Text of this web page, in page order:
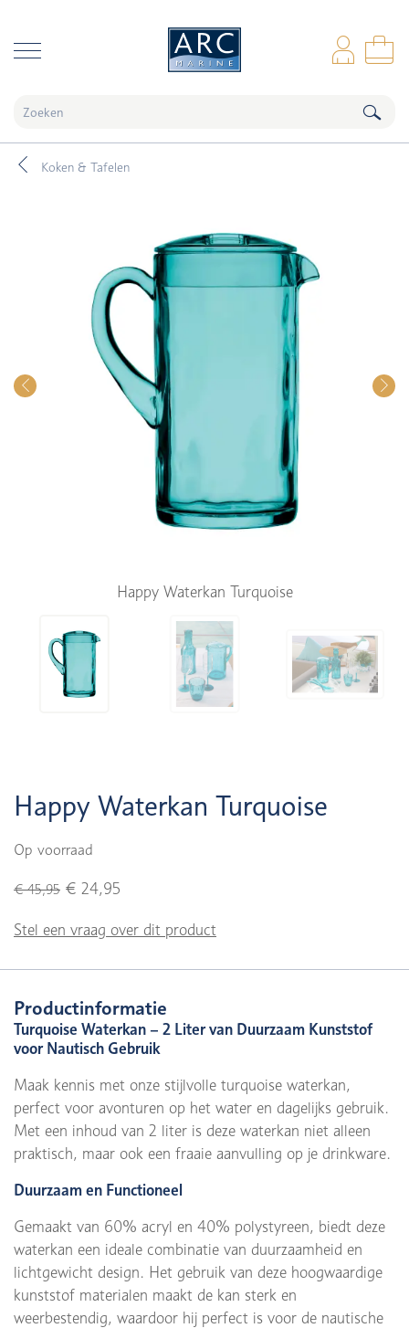
Koken & Tafelen
Happy Waterkan Turquoise
Happy Waterkan Turquoise
Op voorraad
€ 45,95 € 24,95
Stel een vraag over dit product
Productinformatie
Turquoise Waterkan – 2 Liter van Duurzaam Kunststof
voor Nautisch Gebruik
Maak kennis met onze stijlvolle turquoise waterkan,
perfect voor avonturen op het water en dagelijks gebruik.
Met een inhoud van 2 liter is deze waterkan niet alleen
praktisch, maar ook een fraaie aanvulling op je drinkware.
Duurzaam en Functioneel
Gemaakt van 60% acryl en 40% polystyreen, biedt deze
waterkan een ideale combinatie van duurzaamheid en
lichtgewicht design. Het gebruik van deze hoogwaardige
kunststof materialen maakt de kan sterk en
weerbestendig, waardoor hij perfect is voor de nautische